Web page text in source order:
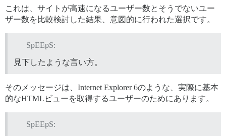
これは、サイトが高速になるユーザー数とそうでないユー
ザー数を比較検討した結果、意図的に行われた選択です。
SpEEpS:
見下したような言い方。
そのメッセージは、Internet Explorer 6のような、実際に基本
的なHTMLビューを取得するユーザーのためにあります。
SpEEpS: